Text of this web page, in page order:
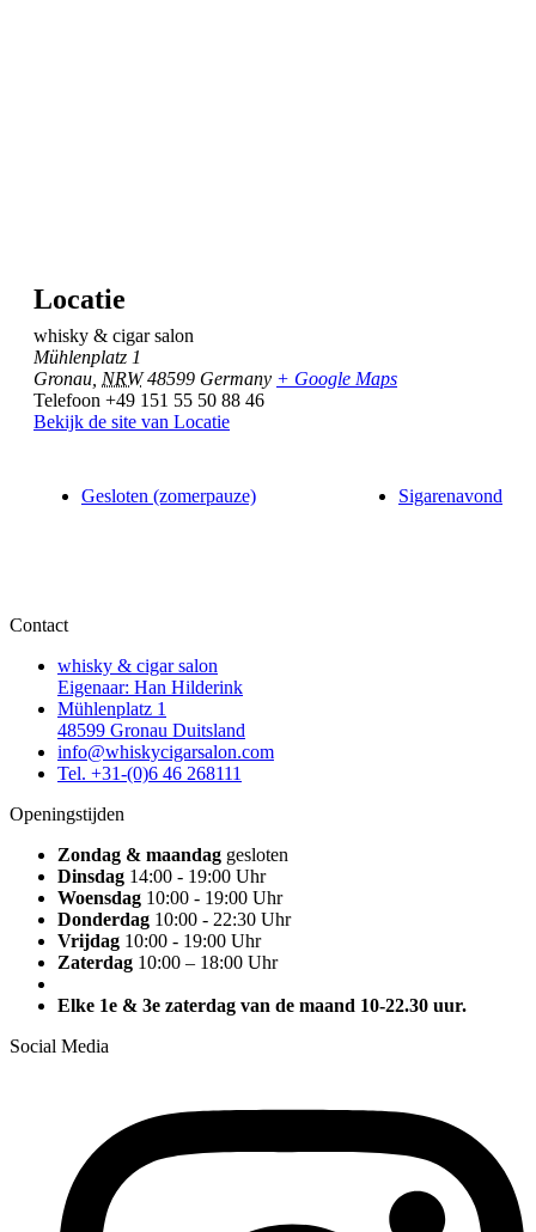
Locatie
whisky & cigar salon
Mühlenplatz 1
Gronau NRW 48599 Germany + Google Maps
Telefoon +49 151 55 50 88 46
Bekijk de site van Locatie
Gesloten (zomerpauze) Sigarenavond
Contact
whisky & cigar salon
Eigenaar: Han Hilderink
Mühlenplatz 1
48599 Gronau Duitsland
info@whiskycigarsalon.com
Tel. +31-(0)6 46 268111
Openingstijden
Zondag & maandag gesloten
Dinsdag 14:00 - 19:00 Uhr
Woensdag 10:00 - 19:00 Uhr
Donderdag 10:00 - 22:30 Uhr
Vrijdag 10:00 - 19:00 Uhr
Zaterdag 10:00 – 18:00 Uhr
Elke 1e & 3e zaterdag van de maand 10-22.30 uur.
Social Media